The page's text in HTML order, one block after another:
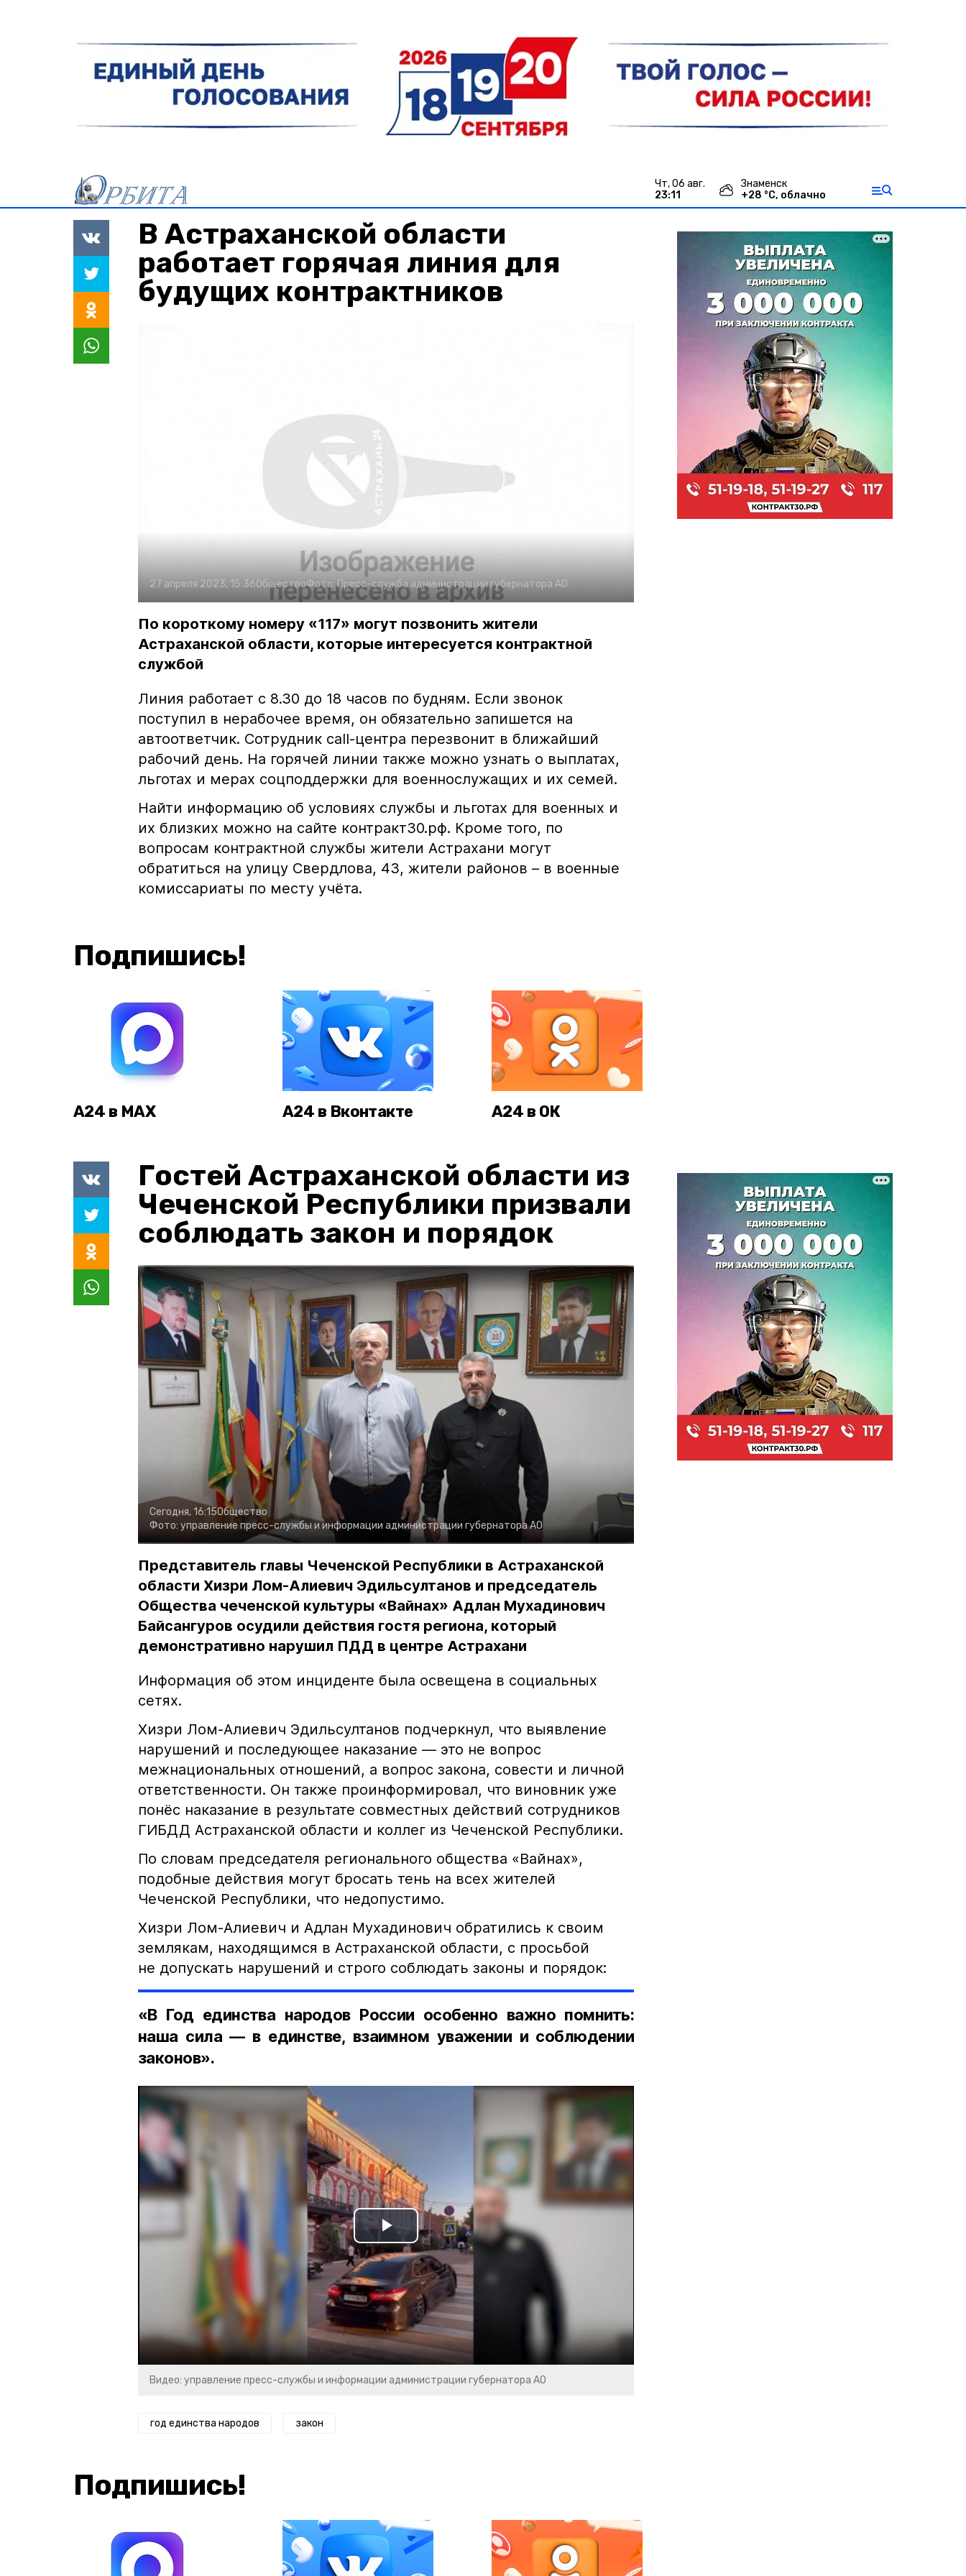
чт, 06 авг.
23:11
Знаменск
+28 °С, облачно
В Астраханской области
работает горячая линия для
будущих контрактников
27 апреля 2023, 15:36ОбществоФото:Пресс-служба администрации губернатора АО
По короткому номеру «117» могут позвонить жители
Астраханской области, которые интересуется контрактной
службой
Линия работает с 8.30 до 18 часов по будням. Если звонок
поступил в нерабочее время, он обязательно запишется на
автоответчик. Сотрудник call-центра перезвонит в ближайший
рабочий день. На горячей линии также можно узнать о выплатах,
льготах и мерах соцподдержки для военнослужащих и их семей.
Найти информацию об условиях службы и льготах для военных и
их близких можно на сайте контракт30.рф. Кроме того, по
вопросам контрактной службы жители Астрахани могут
обратиться на улицу Свердлова, 43, жители районов – в военные
комиссариаты по месту учёта.
Подпишись!
А24 в MAX А24 в Вконтакте А24 в ОК
Гостей Астраханской области из
Чеченской Республики призвали
соблюдать закон и порядок
Сегодня, 16:15Общество
Фото: управление пресс-службы и информации администрации губернатора АО
Представитель главы Чеченской Республики в Астраханской
области Хизри Лом-Алиевич Эдильсултанов и председатель
Общества чеченской культуры «Вайнах» Адлан Мухадинович
Байсангуров осудили действия гостя региона, который
демонстративно нарушил ПДД в центре Астрахани
Информация об этом инциденте была освещена в социальных
сетях.
Хизри Лом-Алиевич Эдильсултанов подчеркнул, что выявление
нарушений и последующее наказание — это не вопрос
межнациональных отношений, а вопрос закона, совести и личной
ответственности. Он также проинформировал, что виновник уже
понёс наказание в результате совместных действий сотрудников
ГИБДД Астраханской области и коллег из Чеченской Республики.
По словам председателя регионального общества «Вайнах»,
подобные действия могут бросать тень на всех жителей
Чеченской Республики, что недопустимо.
Хизри Лом-Алиевич и Адлан Мухадинович обратились к своим
землякам, находящимся в Астраханской области, с просьбой
не допускать нарушений и строго соблюдать законы и порядок:
«В Год единства народов России особенно важно помнить:
наша сила — в единстве, взаимном уважении и соблюдении
законов».
Play
Video
Видео: управление пресс-службы и информации администрации губернатора АО
год единства народов закон
Подпишись!